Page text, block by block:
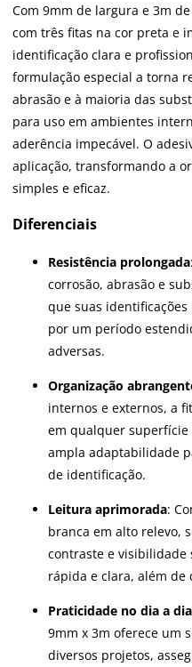
Com 9mm de largura e 3m
com três fitas na cor preta e
identificação clara e
formulação especial a torna
abrasão e à maioria das
para uso em ambientes
aderência impecável. O
aplicação, transformando a
simples e eficaz.
Diferenciais
Resistência prolongada
corrosão, abrasão e
que suas
por um período
adversas.
Organização
internos e externos, a
em qualquer
ampla adaptabilidade
de identificação.
Leitura aprimorada:
branca em alto relevo,
contraste e
rápida e clara, além
Praticidade no dia a dia
9mm x 3m oferece um
diversos projetos,